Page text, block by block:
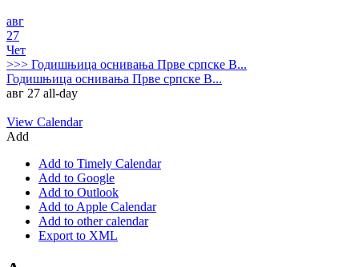
авг
27
Чет
>>> Годишњица оснивања Прве српске В...
Годишњица оснивања Прве српске В...
авг 27 all-day
View Calendar
Add
Add to Timely Calendar
Add to Google
Add to Outlook
Add to Apple Calendar
Add to other calendar
Export to XML